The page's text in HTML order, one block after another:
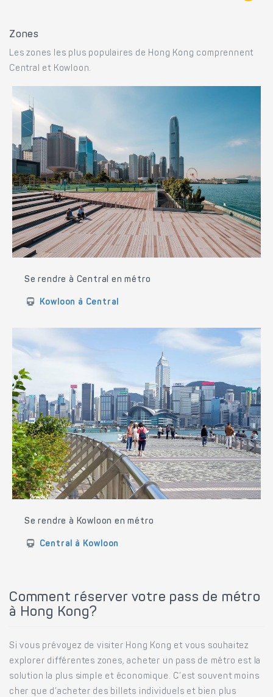
Zones
Les zones les plus populaires de Hong Kong comprennent
Central et Kowloon.
Se rendre à Central en métro
Kowloon à Central
Se rendre à Kowloon en métro
Central à Kowloon
Comment réserver votre pass de métro
à Hong Kong?
Si vous prévoyez de visiter Hong Kong et vous souhaitez
explorer différentes zones, acheter un pass de métro est la
solution la plus simple et économique. C’est souvent moins
cher que d’acheter des billets individuels et bien plus